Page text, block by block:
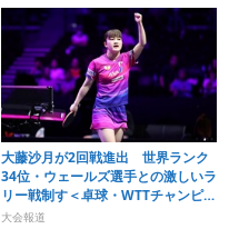
大藤沙月が2回戦進出 世界ランク
34位・ウェールズ選手との激しいラ
リー戦制す＜卓球・WTTチャンピオ
ンズ横浜2026＞
大会報道